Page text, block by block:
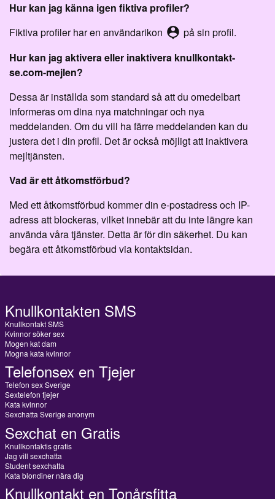
Hur kan jag känna igen fiktiva profiler?
Fiktiva profiler har en användarikon person_pin på sin profil.
Hur kan jag aktivera eller inaktivera knullkontakt-
se.com-mejlen?
Dessa är inställda som standard så att du omedelbart
informeras om dina nya matchningar och nya
meddelanden. Om du vill ha färre meddelanden kan du
justera det i din profil. Det är också möjligt att inaktivera
mejltjänsten.
Vad är ett åtkomstförbud?
Med ett åtkomstförbud kommer din e-postadress och IP-
adress att blockeras, vilket innebär att du inte längre kan
använda våra tjänster. Detta är för din säkerhet. Du kan
begära ett åtkomstförbud via kontaktsidan.
Knullkontakten SMS
Knullkontakt SMS
Kvinnor söker sex
Mogen kat dam
Mogna kata kvinnor
Telefonsex en Tjejer
Telefon sex Sverige
Sextelefon tjejer
Kata kvinnor
Sexchatta Sverige anonym
Sexchat en Gratis
Knullkontaktis gratis
Jag vill sexchatta
Student sexchatta
Kata blondiner nära dig
Knullkontakt en Tonårsfitta